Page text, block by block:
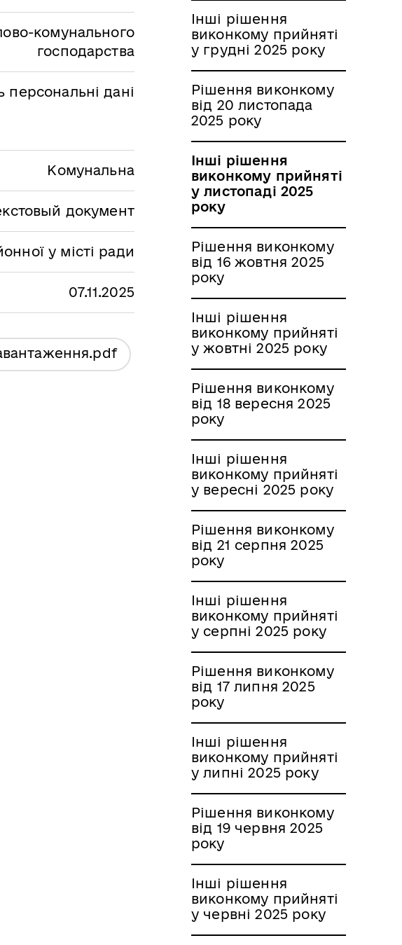
комунального
господарства
персональні дані
Комунальна
документ
у місті ради
07.11.2025
.pdf
Інші рішення
виконкому прийняті
у грудні 2025 року
Рішення виконкому
від 20 листопада
2025 року
Інші рішення
виконкому прийняті
у листопаді 2025
року
Рішення виконкому
від 16 жовтня 2025
року
Інші рішення
виконкому прийняті
у жовтні 2025 року
Рішення виконкому
від 18 вересня 2025
року
Інші рішення
виконкому прийняті
у вересні 2025 року
Рішення виконкому
від 21 серпня 2025
року
Інші рішення
виконкому прийняті
у серпні 2025 року
Рішення виконкому
від 17 липня 2025
року
Інші рішення
виконкому прийняті
у липні 2025 року
Рішення виконкому
від 19 червня 2025
року
Інші рішення
виконкому прийняті
у червні 2025 року